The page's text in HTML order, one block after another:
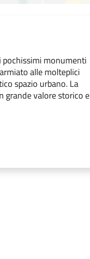
pochissimi monumenti
alle molteplici
spazio urbano. La
grande valore storico e